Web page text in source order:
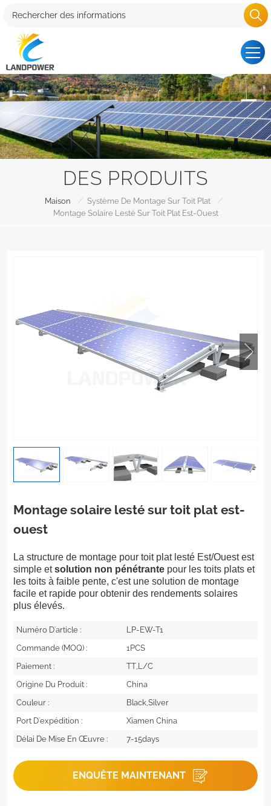
DES PRODUITS
Maison / Système De Montage Sur Toit Plat
/
Montage Solaire Lesté Sur Toit Plat Est-Ouest
Montage solaire lesté sur toit plat est-
ouest
La structure de montage pour toit plat lesté Est/Ouest est
simple etsolution non pénétrante pour les toits plats et
les toits à faible pente, c'est une solution de montage
facile et rapide pour obtenir des rendements solaires
plus élevés.
Numéro D'article :
LP-EW-T1
Commande (MOQ) :
1PCS
Paiement :
TT,L/C
Origine Du Produit :
China
Couleur :
Black,Silver
Port D'expédition :
Xiamen China
Délai De Mise En Œuvre :
7-15days
ENQUÊTE MAINTENANT